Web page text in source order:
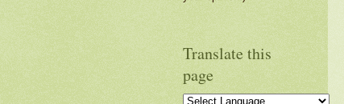
Translate this
page